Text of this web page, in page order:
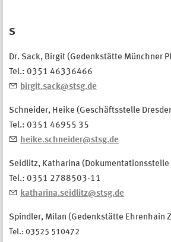
S
Dr. Sack, Birgit (Gedenkstätte Münchner
Tel.: 0351 46336466
birgit.sack@stsg.de
Schneider, Heike (Geschäftsstelle
Tel.: 0351 46955 35
heike.schneider@stsg.de
Seidlitz, Katharina (Dokumentationsstelle
Tel.: 0351 2788503-11
katharina.seidlitz@stsg.de
Spindler, Milan (Gedenkstätte Ehrenhain
Tel.: 03525 510472